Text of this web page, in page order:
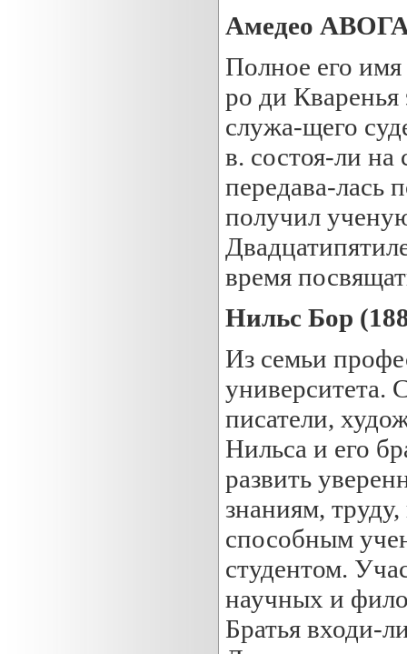
Амедео
Полное его
ро ди Кваренья
служа-щего
в. состоя-ли
передава-лась
получил
время
Нильс Бор
Из семьи
университета.
писатели,
Нильса и его
развить
знаниям,
способным
студентом.
научных и
Братья входи-